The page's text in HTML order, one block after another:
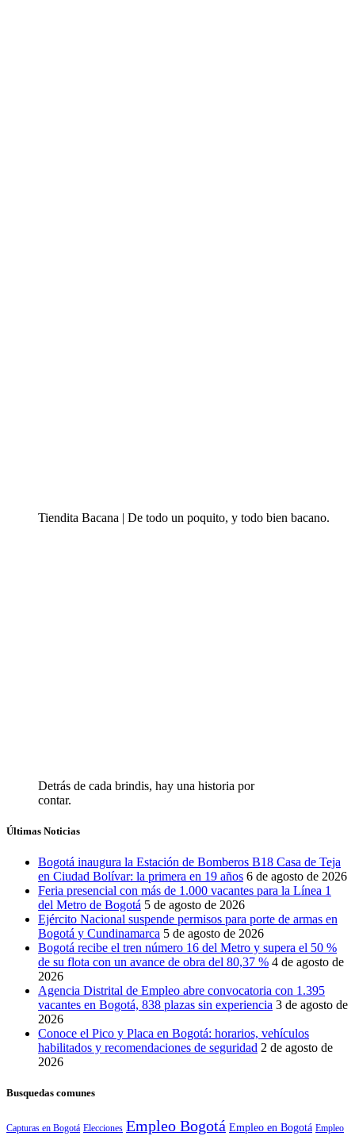
Tiendita Bacana | De todo un poquito, y todo bien bacano.
Detrás de cada brindis, hay una historia por
contar.
Últimas Noticias
Bogotá inaugura la Estación de Bomberos B18 Casa de Teja
en Ciudad Bolívar: la primera en 19 años 6 de agosto de 2026
Feria presencial con más de 1.000 vacantes para la Línea 1
del Metro de Bogotá 5 de agosto de 2026
Ejército Nacional suspende permisos para porte de armas en
Bogotá y Cundinamarca 5 de agosto de 2026
Bogotá recibe el tren número 16 del Metro y supera el 50 %
de su flota con un avance de obra del 80,37 % 4 de agosto de
2026
Agencia Distrital de Empleo abre convocatoria con 1.395
vacantes en Bogotá, 838 plazas sin experiencia 3 de agosto de
2026
Conoce el Pico y Placa en Bogotá: horarios, vehículos
habilitados y recomendaciones de seguridad 2 de agosto de
2026
Busquedas comunes
Capturas en Bogotá Elecciones Empleo Bogotá Empleo en Bogotá Empleo